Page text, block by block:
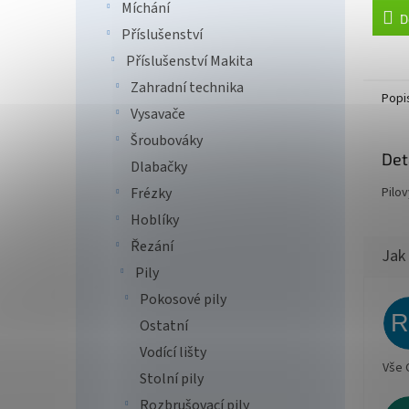
Míchání
Příslušenství
Příslušenství Makita
Zahradní technika
Vysavače
Šroubováky
Dlabačky
Frézky
Hoblíky
Řezání
Pily
Pokosové pily
Ostatní
Vodící lišty
Stolní pily
Vše